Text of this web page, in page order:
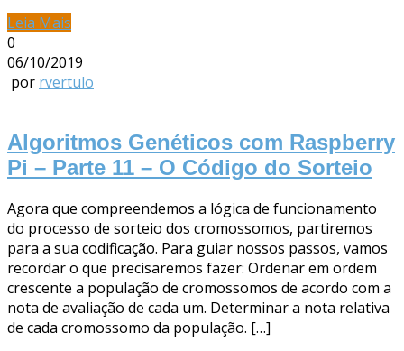
Leia Mais
0
06/10/2019
por rvertulo
Algoritmos Genéticos com Raspberry
Pi – Parte 11 – O Código do Sorteio
Agora que compreendemos a lógica de funcionamento
do processo de sorteio dos cromossomos, partiremos
para a sua codificação. Para guiar nossos passos, vamos
recordar o que precisaremos fazer: Ordenar em ordem
crescente a população de cromossomos de acordo com a
nota de avaliação de cada um. Determinar a nota relativa
de cada cromossomo da população. […]